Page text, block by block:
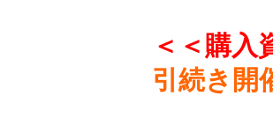
＜＜購入
引続き開